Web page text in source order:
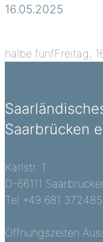
16.05.2025
halbe fünfFreitag,
Saarbrücken
Karlstr. 1
D-66111
Tel +49 681 372485
Öffnungszeiten